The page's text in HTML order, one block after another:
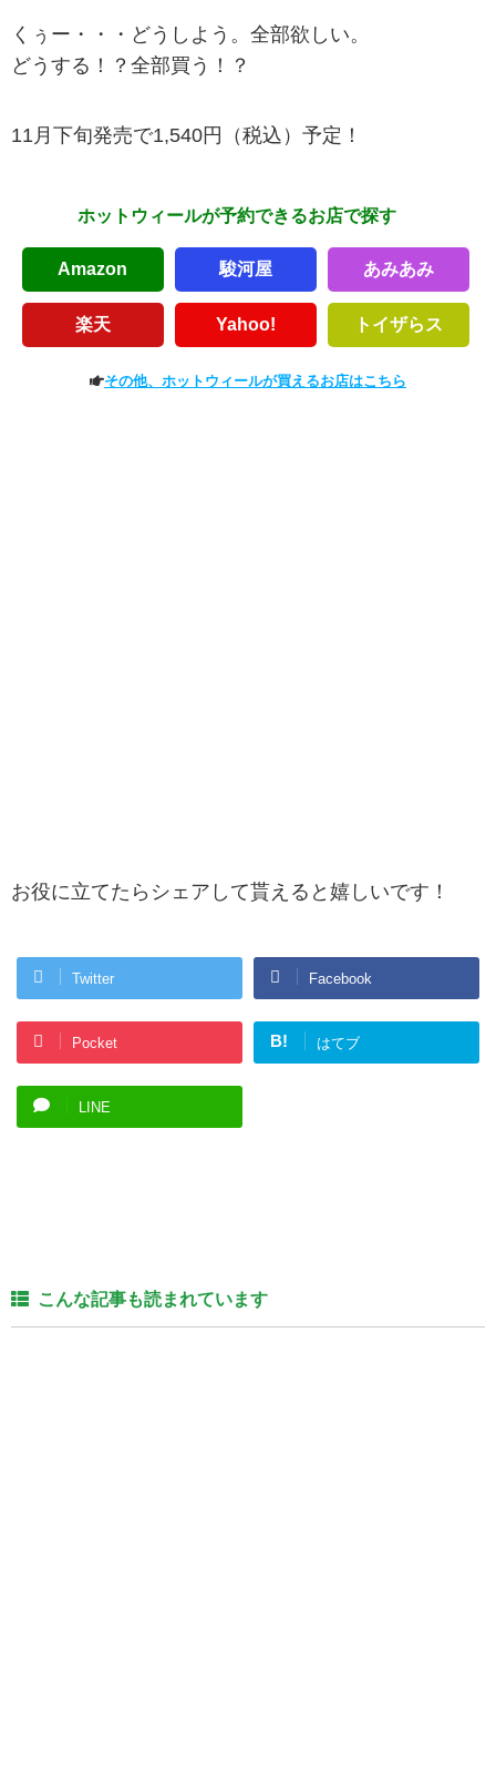
くぅー・・・どうしよう。全部欲しい。
どうする！？全部買う！？
11月下旬発売で1,540円（税込）予定！
ホットウィールが予約できるお店で探す
Amazon 駿河屋 あみあみ
楽天 Yahoo! トイザらス
その他、ホットウィールが買えるお店はこちら
お役に立てたらシェアして貰えると嬉しいです！
Twitter Facebook
Pocket B! はてブ
LINE
こんな記事も読まれています